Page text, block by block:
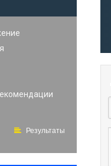
Результаты